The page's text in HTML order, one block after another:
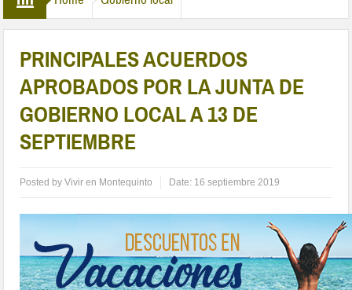
PRINCIPALES ACUERDOS
APROBADOS POR LA JUNTA DE
GOBIERNO LOCAL A 13 DE
SEPTIEMBRE
Posted byVivir en Montequinto Date: 16 septiembre 2019